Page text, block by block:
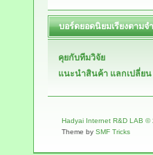
บอร์ดยอดนิยมเรียงตาม
คุยกับทีมวิจัย
แนะนำสินค้า แลกเปลี่ยน
Hadyai Internet R&D LAB ©
Theme by SMF Tricks